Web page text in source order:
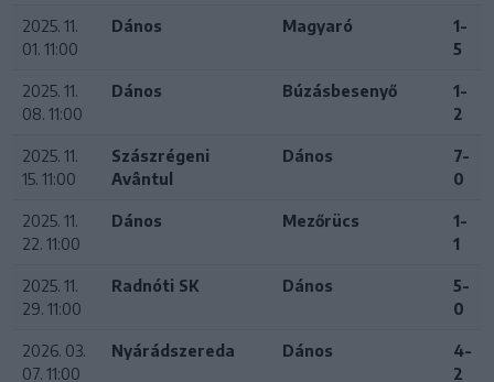
2025. 11.
01. 11:00
Dános Magyaró
1-
5
2025. 11.
08. 11:00
Dános Búzásbesenyő
1-
2
2025. 11.
15. 11:00
Szászrégeni
Avântul
Dános
7-
0
2025. 11.
22. 11:00
Dános Mezőrücs
1-
1
2025. 11.
29. 11:00
Radnóti SK Dános
5-
0
2026. 03.
07. 11:00
Nyárádszereda Dános
4-
2